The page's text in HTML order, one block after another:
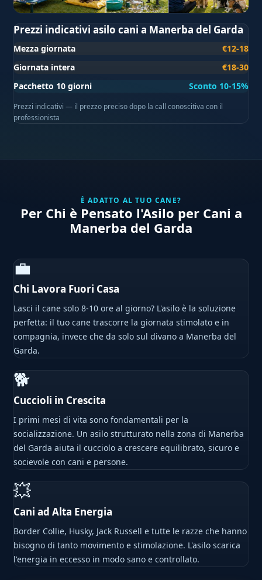
Prezzi indicativi asilo cani a Manerba del Garda
Mezza giornata
€12-18
Giornata intera
€18-30
Pacchetto 10 giorni
Sconto 10-15%
Prezzi indicativi — il prezzo preciso dopo la call conoscitiva con il
professionista
È ADATTO AL TUO CANE?
Per Chi è Pensato l'Asilo per Cani a
Manerba del Garda
💼
Chi Lavora Fuori Casa
Lasci il cane solo 8-10 ore al giorno? L'asilo è la soluzione
perfetta: il tuo cane trascorre la giornata stimolato e in
compagnia, invece che da solo sul divano a Manerba del
Garda.
🐕
Cuccioli in Crescita
I primi mesi di vita sono fondamentali per la
socializzazione. Un asilo strutturato nella zona di Manerba
del Garda aiuta il cucciolo a crescere equilibrato, sicuro e
socievole con cani e persone.
💥
Cani ad Alta Energia
Border Collie, Husky, Jack Russell e tutte le razze che hanno
bisogno di tanto movimento e stimolazione. L'asilo scarica
l'energia in eccesso in modo sano e controllato.